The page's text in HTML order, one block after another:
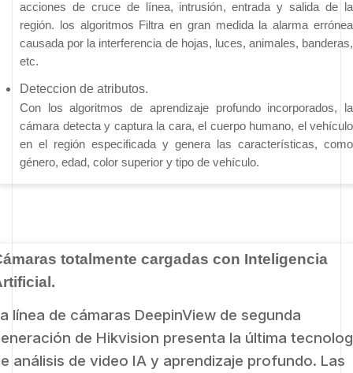
acciones de cruce de línea, intrusión, entrada y salida de la
región. los algoritmos Filtra en gran medida la alarma errónea
causada por la interferencia de hojas, luces, animales, banderas,
etc.
Deteccion de atributos.
Con los algoritmos de aprendizaje profundo incorporados, la
cámara detecta y captura la cara, el cuerpo humano, el vehículo
en el región especificada y genera las características, como
género, edad, color superior y tipo de vehículo.
totalmente cargadas con Inteligencia
línea de cámaras DeepinView de segunda
de Hikvision presenta la última
análisis de video IA y aprendizaje profundo. Las